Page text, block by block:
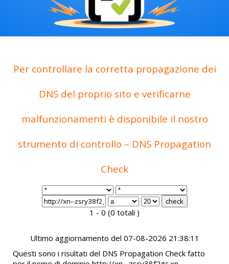
Per controllare la corretta propagazione dei
DNS del proprio sito e verificarne
malfunzionamenti è disponibile il nostro
strumento di controllo – DNS Propagation
Check
1 - 0 (0 totali )
Ultimo aggiornamento del 07-08-2026 21:38:11
Questi sono i risultati del DNS Propagation Check fatto